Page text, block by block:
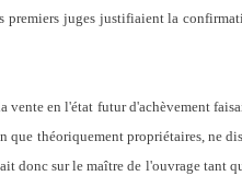
premiers juges justifiaient la
vente en l'état futur d'achèvement
que théoriquement propriétaires, ne
donc sur le maître de l'ouvrage tant